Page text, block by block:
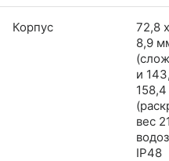
Корпус
72,8
8,9
и
вес
IP48